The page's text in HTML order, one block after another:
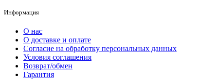
Информация
О нас
О доставке и оплате
Cогласие на обработку персональных данных
Условия соглашения
Возврат/обмен
Гарантия